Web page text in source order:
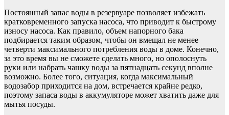
Постоянный запас воды в резервуаре позволяет избежать
кратковременного запуска насоса, что приводит к быстрому
износу насоса. Как правило, объем напорного бака
подбирается таким образом, чтобы он вмещал не менее
четверти максимального потребления воды в доме. Конечно,
за это время вы не сможете сделать много, но ополоснуть
руки или набрать чашку воды за пятнадцать секунд вполне
возможно. Более того, ситуация, когда максимальный
водозабор приходится на дом, встречается крайне редко,
поэтому запаса воды в аккумуляторе может хватить даже для
мытья посуды.